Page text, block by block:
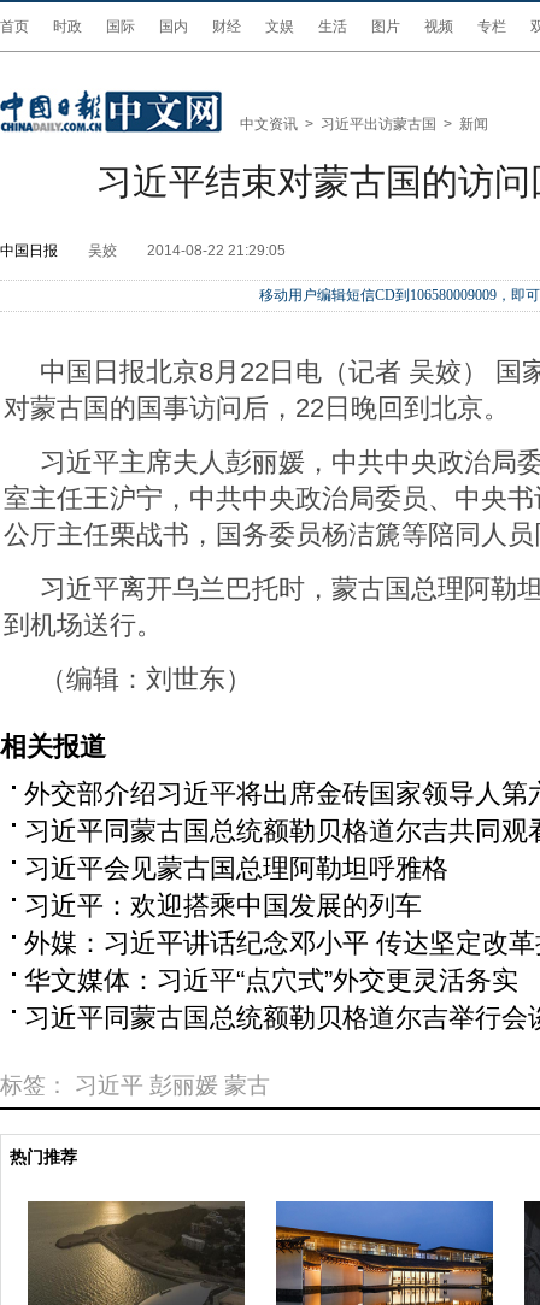
首页 时政 国际 国内 财经 文娱 生活 图片 视频 专栏
中文资讯 > 习近平出访蒙古国 > 新闻
习近平结束对蒙古国的访
中国日报 吴姣 2014-08-22 21:29:05
移动用户编辑短信CD到106580009009，即
中国日报北京8月22日电（记者 吴姣） 国
对蒙古国的国事访问后，22日晚回到北京。
习近平主席夫人彭丽媛，中共中央政治局
室主任王沪宁，中共中央政治局委员、中央
公厅主任栗战书，国务委员杨洁篪等陪同人
习近平离开乌兰巴托时，蒙古国总理阿勒
到机场送行。
（编辑：刘世东）
相关报道
外交部介绍习近平将出席金砖国家领导人第
习近平同蒙古国总统额勒贝格道尔吉共同观
习近平会见蒙古国总理阿勒坦呼雅格
习近平：欢迎搭乘中国发展的列车
外媒：习近平讲话纪念邓小平 传达坚定改
华文媒体：习近平“点穴式”外交更灵活务实
习近平同蒙古国总统额勒贝格道尔吉举行会
标签： 习近平 彭丽媛 蒙古
热门推荐